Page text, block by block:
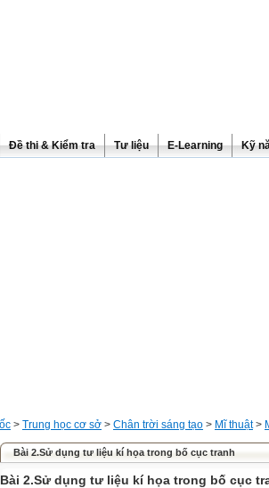
Đề thi & Kiểm tra Tư liệu E-Learning Kỹ
> Trung học cơ sở > Chân trời sáng tạo > Mĩ thuật>
Bài 2.Sử dụng tư liệu kí họa trong bố cục tranh
Bài 2.Sử dụng tư liệu kí họa trong bố cục